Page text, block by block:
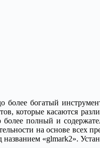
более богатый
которые касаются
более полный и
на основе всех
названием «glmark2».